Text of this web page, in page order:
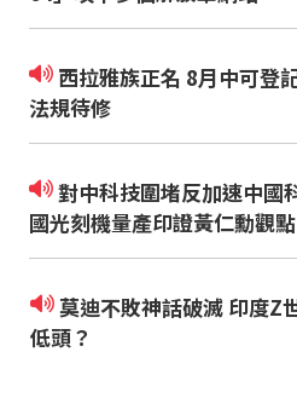
西拉雅族正名 8月中可登記身分 118項權益
法規待修
對中科技圍堵反加速中國科技自主？！中
國光刻機量產印證黃仁勳觀點
莫迪不敗神話破滅 印度Z世代如何逼政府
低頭？